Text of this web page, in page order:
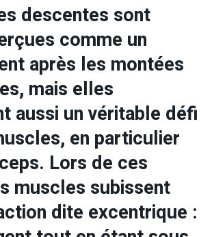
descentes sont
comme un
après les montées
mais elles
aussi un véritable défi
en particulier
Lors de ces
muscles subissent
dite excentrique :